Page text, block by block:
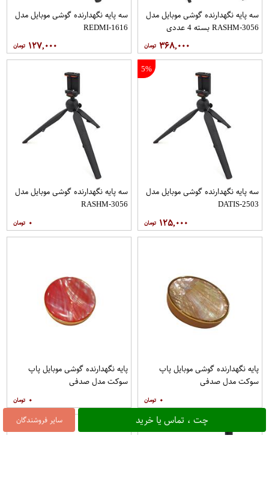
سایر فروشندگان چت ، تماس یا خرید
سه پایه نگهدارنده گوشی موبایل مدل
RASHM-3056 بسته 4 عددی
۳۶۸,۰۰۰
سه پایه نگهدارنده گوشی موبایل مدل
REDMI-1616
۱۲۷,۰۰۰
5%
سه پایه نگهدارنده گوشی موبایل مدل
DATIS-2503
۱۲۵,۰۰۰
سه پایه نگهدارنده گوشی موبایل مدل
RASHM-3056
۰
پایه نگهدارنده گوشی موبایل پاپ
سوکت مدل صدفی
۰
پایه نگهدارنده گوشی موبایل پاپ
سوکت مدل صدفی
۰